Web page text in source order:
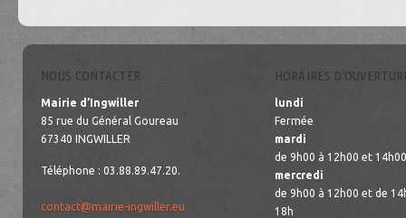
NOUS CONTACTER
Mairie d’Ingwiller
85 rue du Général Goureau
67340 INGWILLER
Téléphone : 03.88.89.47.20.
contact@mairie-ingwiller.eu
HORAIRES
lundi
Fermée
mardi
de 9h00 à 12h00 et
mercredi
de 9h00 à 12h00 et de
18h